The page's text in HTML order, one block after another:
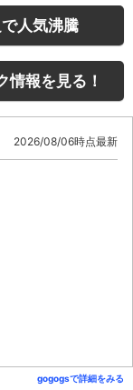
人気沸騰
情報を見る！
2026/08/06時点最新
gogogsで詳細をみる